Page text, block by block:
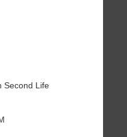
Second Life